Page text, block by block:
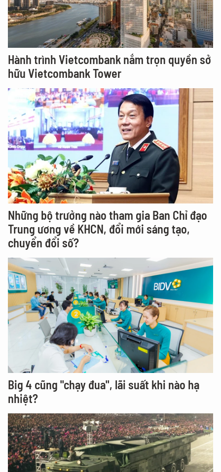
Hành trình Vietcombank nắm trọn quyền sở
hữu Vietcombank Tower
Những bộ trưởng nào tham gia Ban Chỉ đạo
Trung ương về KHCN, đổi mới sáng tạo,
chuyển đổi số?
Big 4 cũng "chạy đua", lãi suất khi nào hạ
nhiệt?